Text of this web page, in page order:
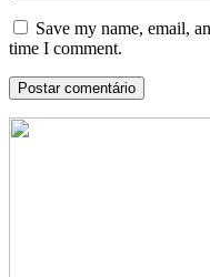
Save my name, email,
time I comment.